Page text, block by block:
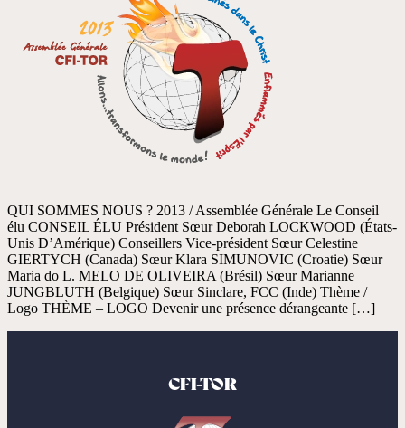
QUI SOMMES NOUS ? 2013 / Assemblée Générale Le Conseil
élu CONSEIL ÉLU Président Sœur Deborah LOCKWOOD (États-
Unis D’Amérique) Conseillers Vice-président Sœur Celestine
GIERTYCH (Canada) Sœur Klara SIMUNOVIC (Croatie) Sœur
Maria do L. MELO DE OLIVEIRA (Brésil) Sœur Marianne
JUNGBLUTH (Belgique) Sœur Sinclare, FCC (Inde) Thème /
Logo THÈME – LOGO Devenir une présence dérangeante […]
CFI-TOR